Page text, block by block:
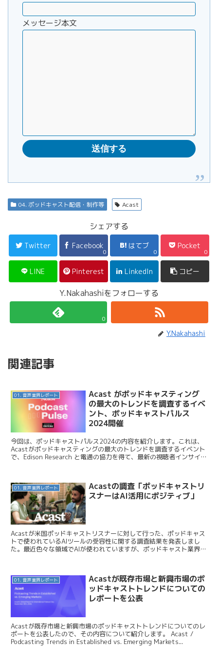
メッセージ本文
04. ポッドキャスト配信・制作等 Acast
シェアする
Twitter Facebook
0
はてブ
0
Pocket
0
LINE Pinterest LinkedIn コピー
Y.Nakahashiをフォローする
0
Y.Nakahashi
関連記事
01. 音声業界レポート
Acast がポッドキャスティング
の最大のトレンドを調査するイベ
ント、ポッドキャストパルス
2024開催
今回は、ポッドキャストパルス2024の内容を紹介します。これは、
Acastがポッドキャスティングの最大のトレンドを調査するイベント
で、Edison Research と電通の協力を得て、最新の視聴者インサイト
01. 音声業界レポート
Acastの調査「ポッドキャストリ
スナーはAI活用にポジティブ」
Acastが米国ポッドキャストリスナーに対して行った、ポッドキャス
トで使われているAIツールの受容性に関する調査結果を発表しまし
た。最近色々な領域でAIが使われていますが、ポッドキャスト業界も
01. 音声業界レポート
Acastが既存市場と新興市場のポ
ッドキャストトレンドについての
レポートを公表
Acastが既存市場と新興市場のポッドキャストトレンドについてのレ
ポートを公表したので、その内容について紹介します。 Acast /
Podcasting Trends in Established vs. Emerging Markets...